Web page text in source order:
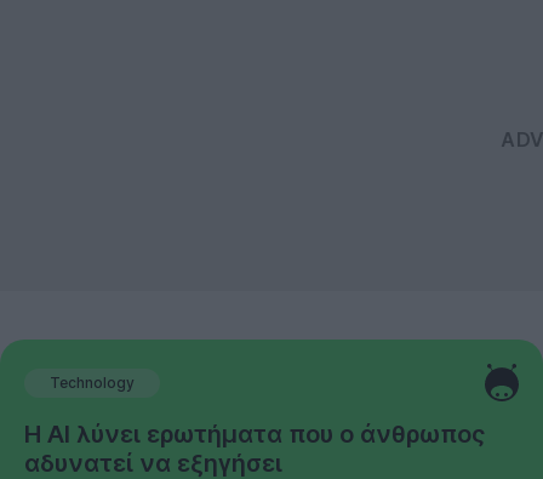
Technology
Η AI λύνει ερωτήματα που ο άνθρωπος
αδυνατεί να εξηγήσει